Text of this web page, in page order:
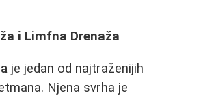
i Limfna Drenaža
je jedan od najtraženijih
Njena svrha je